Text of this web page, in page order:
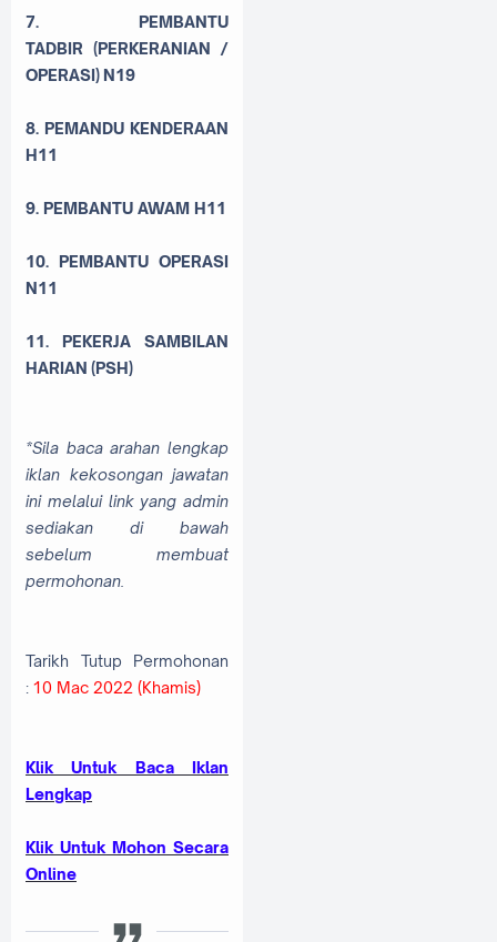
7. PEMBANTU
TADBIR (PERKERANIAN /
OPERASI) N19
8. PEMANDU KENDERAAN
H11
9. PEMBANTU AWAM H11
10. PEMBANTU OPERASI
N11
11. PEKERJA SAMBILAN
HARIAN (PSH)
*Sila baca arahan lengkap
iklan kekosongan jawatan
ini melalui link yang admin
sediakan di bawah
sebelum membuat
permohonan.
Tarikh Tutup Permohonan
: 10 Mac 2022 (Khamis)
Klik Untuk Baca Iklan
Lengkap
Klik Untuk Mohon Secara
Online